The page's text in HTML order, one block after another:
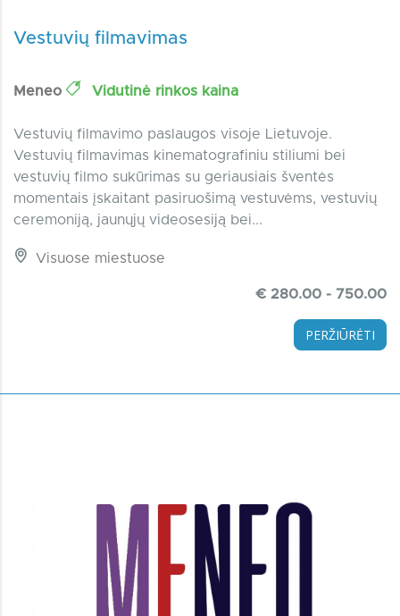
Vestuvių filmavimas
Meneo Vidutinė rinkos kaina
Vestuvių filmavimo paslaugos visoje Lietuvoje.
Vestuvių filmavimas kinematografiniu stiliumi bei
vestuvių filmo sukūrimas su geriausiais šventės
momentais įskaitant pasiruošimą vestuvėms, vestuvių
ceremoniją, jaunųjų videosesiją bei...
Visuose miestuose
€ 280.00 - 750.00
PERŽIŪRĖTI